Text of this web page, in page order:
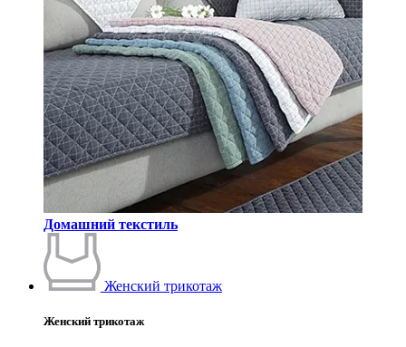
Домашний текстиль
Женский трикотаж
Женский трикотаж